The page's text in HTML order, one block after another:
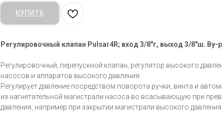
КУПИТЬ
Регулировочный клапан Pulsar4R; вход 3/8"г, выход 3/8"ш. By-
Регулировочный, перепускной клапан, регулятор высокого
насосов и аппаратов высокого давления.
Регулирует давление посредством поворота ручки, винта и
из нагнетательной магистрали насоса во всасывающую при
давления, например при закрытии магистрали высокого